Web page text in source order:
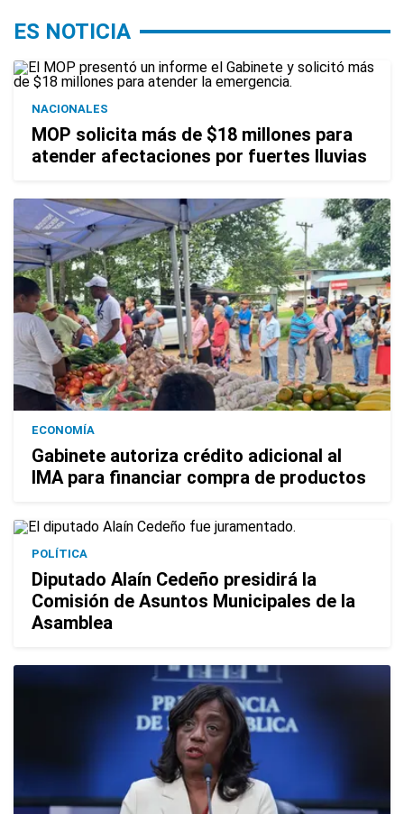
ES NOTICIA
NACIONALES
MOP solicita más de $18 millones para
atender afectaciones por fuertes lluvias
ECONOMÍA
Gabinete autoriza crédito adicional al
IMA para financiar compra de productos
POLÍTICA
Diputado Alaín Cedeño presidirá la
Comisión de Asuntos Municipales de la
Asamblea